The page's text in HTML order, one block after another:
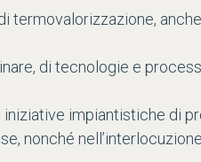
di tecnologie e
impiantistiche di
nonché